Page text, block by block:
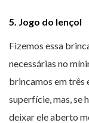
5. Jogo do lençol
Fizemos essa
necessárias no
brincamos em três
superfície, mas, se
deixar ele aberto